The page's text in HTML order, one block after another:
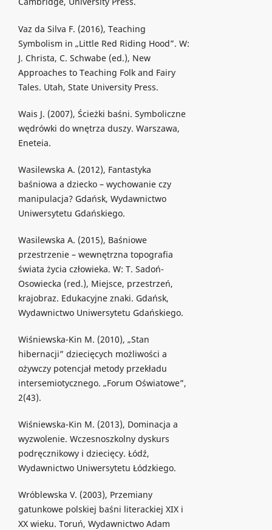
Vaz da Silva F. (2016), Teaching
Symbolism in „Little Red Riding Hood”. W:
J. Christa, C. Schwabe (ed.), New
Approaches to Teaching Folk and Fairy
Tales. Utah, State University Press.
Wais J. (2007), Ścieżki baśni. Symboliczne
wędrówki do wnętrza duszy. Warszawa,
Eneteia.
Wasilewska A. (2012), Fantastyka
baśniowa a dziecko – wychowanie czy
manipulacja? Gdańsk, Wydawnictwo
Uniwersytetu Gdańskiego.
Wasilewska A. (2015), Baśniowe
przestrzenie – wewnętrzna topografia
świata życia człowieka. W: T. Sadoń-
Osowiecka (red.), Miejsce, przestrzeń,
krajobraz. Edukacyjne znaki. Gdańsk,
Wydawnictwo Uniwersytetu Gdańskiego.
Wiśniewska-Kin M. (2010), „Stan
hibernacji” dziecięcych możliwości a
ożywczy potencjał metody przekładu
intersemiotycznego. „Forum Oświatowe”,
2(43).
Wiśniewska-Kin M. (2013), Dominacja a
wyzwolenie. Wczesnoszkolny dyskurs
podręcznikowy i dziecięcy. Łódź,
Wydawnictwo Uniwersytetu Łódzkiego.
Wróblewska V. (2003), Przemiany
gatunkowe polskiej baśni literackiej XIX i
XX wieku. Toruń, Wydawnictwo Adam